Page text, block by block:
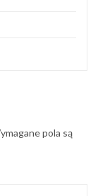
pola są